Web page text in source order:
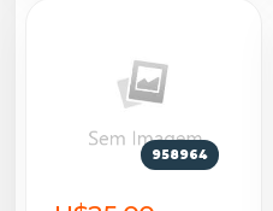
958964